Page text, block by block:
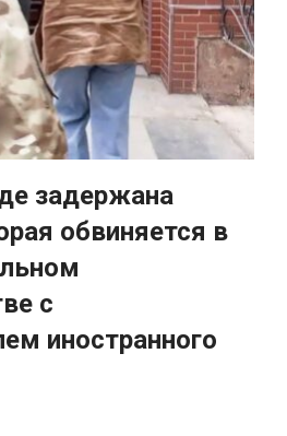
задержана
обвиняется в
с
иностранного